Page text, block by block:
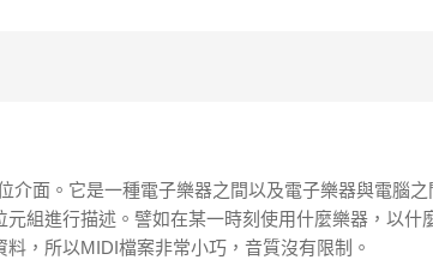
介面。它是一種電子樂器之間以及電子樂器與電腦
組進行描述。譬如在某一時刻使用什麼樂器，以什
，所以MIDI檔案非常小巧，音質沒有限制。